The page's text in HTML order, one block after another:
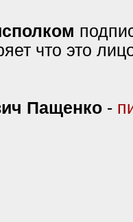
что это